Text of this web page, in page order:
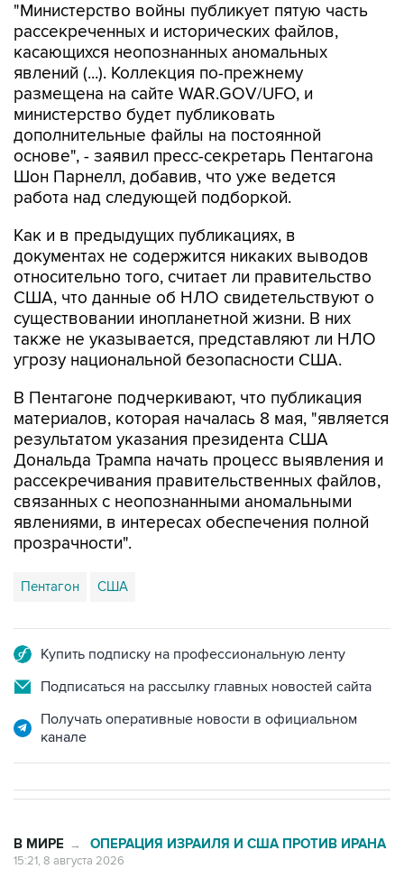
"Министерство войны публикует пятую часть
рассекреченных и исторических файлов,
касающихся неопознанных аномальных
явлений (...). Коллекция по-прежнему
размещена на сайте WAR.GOV/UFO, и
министерство будет публиковать
дополнительные файлы на постоянной
основе", - заявил пресс-секретарь Пентагона
Шон Парнелл, добавив, что уже ведется
работа над следующей подборкой.
Как и в предыдущих публикациях, в
документах не содержится никаких выводов
относительно того, считает ли правительство
США, что данные об НЛО свидетельствуют о
существовании инопланетной жизни. В них
также не указывается, представляют ли НЛО
угрозу национальной безопасности США.
В Пентагоне подчеркивают, что публикация
материалов, которая началась 8 мая, "является
результатом указания президента США
Дональда Трампа начать процесс выявления и
рассекречивания правительственных файлов,
связанных с неопознанными аномальными
явлениями, в интересах обеспечения полной
прозрачности".
Пентагон США
Купить подписку на профессиональную ленту
Подписаться на рассылку главных новостей сайта
Получать оперативные новости в официальном
канале
В МИРЕ → ОПЕРАЦИЯ ИЗРАИЛЯ И США ПРОТИВ ИРАНА
15:21, 8 августа 2026